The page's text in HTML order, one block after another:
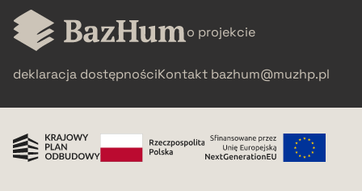
pobierz cytat
o projekcie
deklaracja dostępnościKontakt bazhum@muzhp.pl